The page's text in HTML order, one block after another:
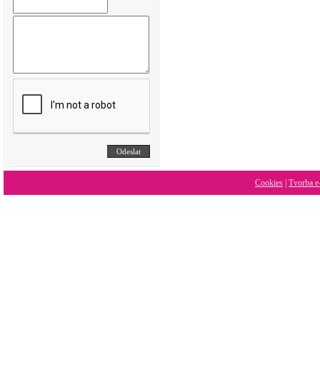
Cookies Tvorba